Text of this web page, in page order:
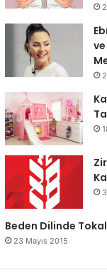
Beden Dilinde
23 Mayıs 2015